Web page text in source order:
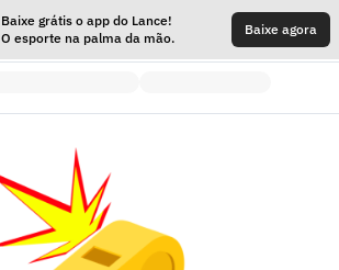
Baixe grátis o app do Lance!
O esporte na palma da mão.
Baixe agora